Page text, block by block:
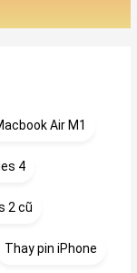
Air M1
4
2 cũ
Thay pin iPhone